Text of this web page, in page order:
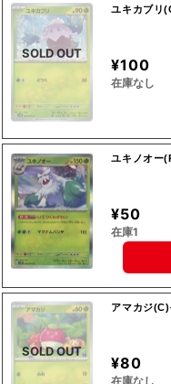
SOLD OUT
ユキカブリ
¥100
在庫なし
ユキノオー
¥50
在庫1
SOLD OUT
アマカジ
¥80
在庫なし